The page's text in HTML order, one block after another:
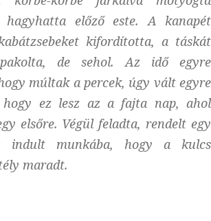
hagyhatta előző este. A kanapét
kifordította, a táskát
de sehol. Az idő egyre
múltak a percek, úgy vált egyre
hogy ez lesz az a fajta nap, ahol
elsőre. Végül feladta, rendelt egy
indult munkába, hogy a kulcs
maradt.